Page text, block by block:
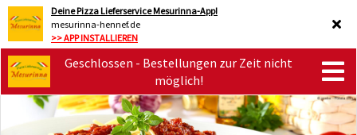
Deine Pizza Lieferservice Mesurinna-App!
mesurinna-hennef.de
>> APP INSTALLIEREN
Geschlossen - Bestellungen zur Zeit nicht
möglich!